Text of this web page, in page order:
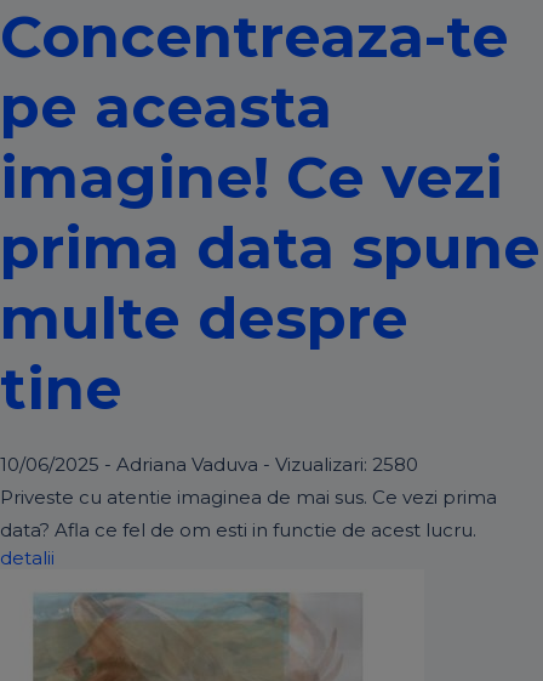
Concentreaza-te
pe aceasta
imagine! Ce vezi
prima data spune
multe despre
tine
10/06/2025 - Adriana Vaduva - Vizualizari: 2580
Priveste cu atentie imaginea de mai sus. Ce vezi prima
data? Afla ce fel de om esti in functie de acest lucru.
detalii